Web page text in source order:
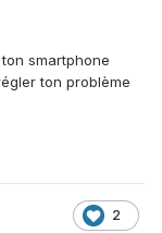
smartphone
ton problème
2